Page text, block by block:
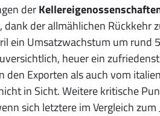
der
dank der allmählichen Rückkehr
ein Umsatzwachstum um rund
heuer ein
den Exporten als auch vom
in Sicht. Weitere kritische
sich letztere im Vergleich